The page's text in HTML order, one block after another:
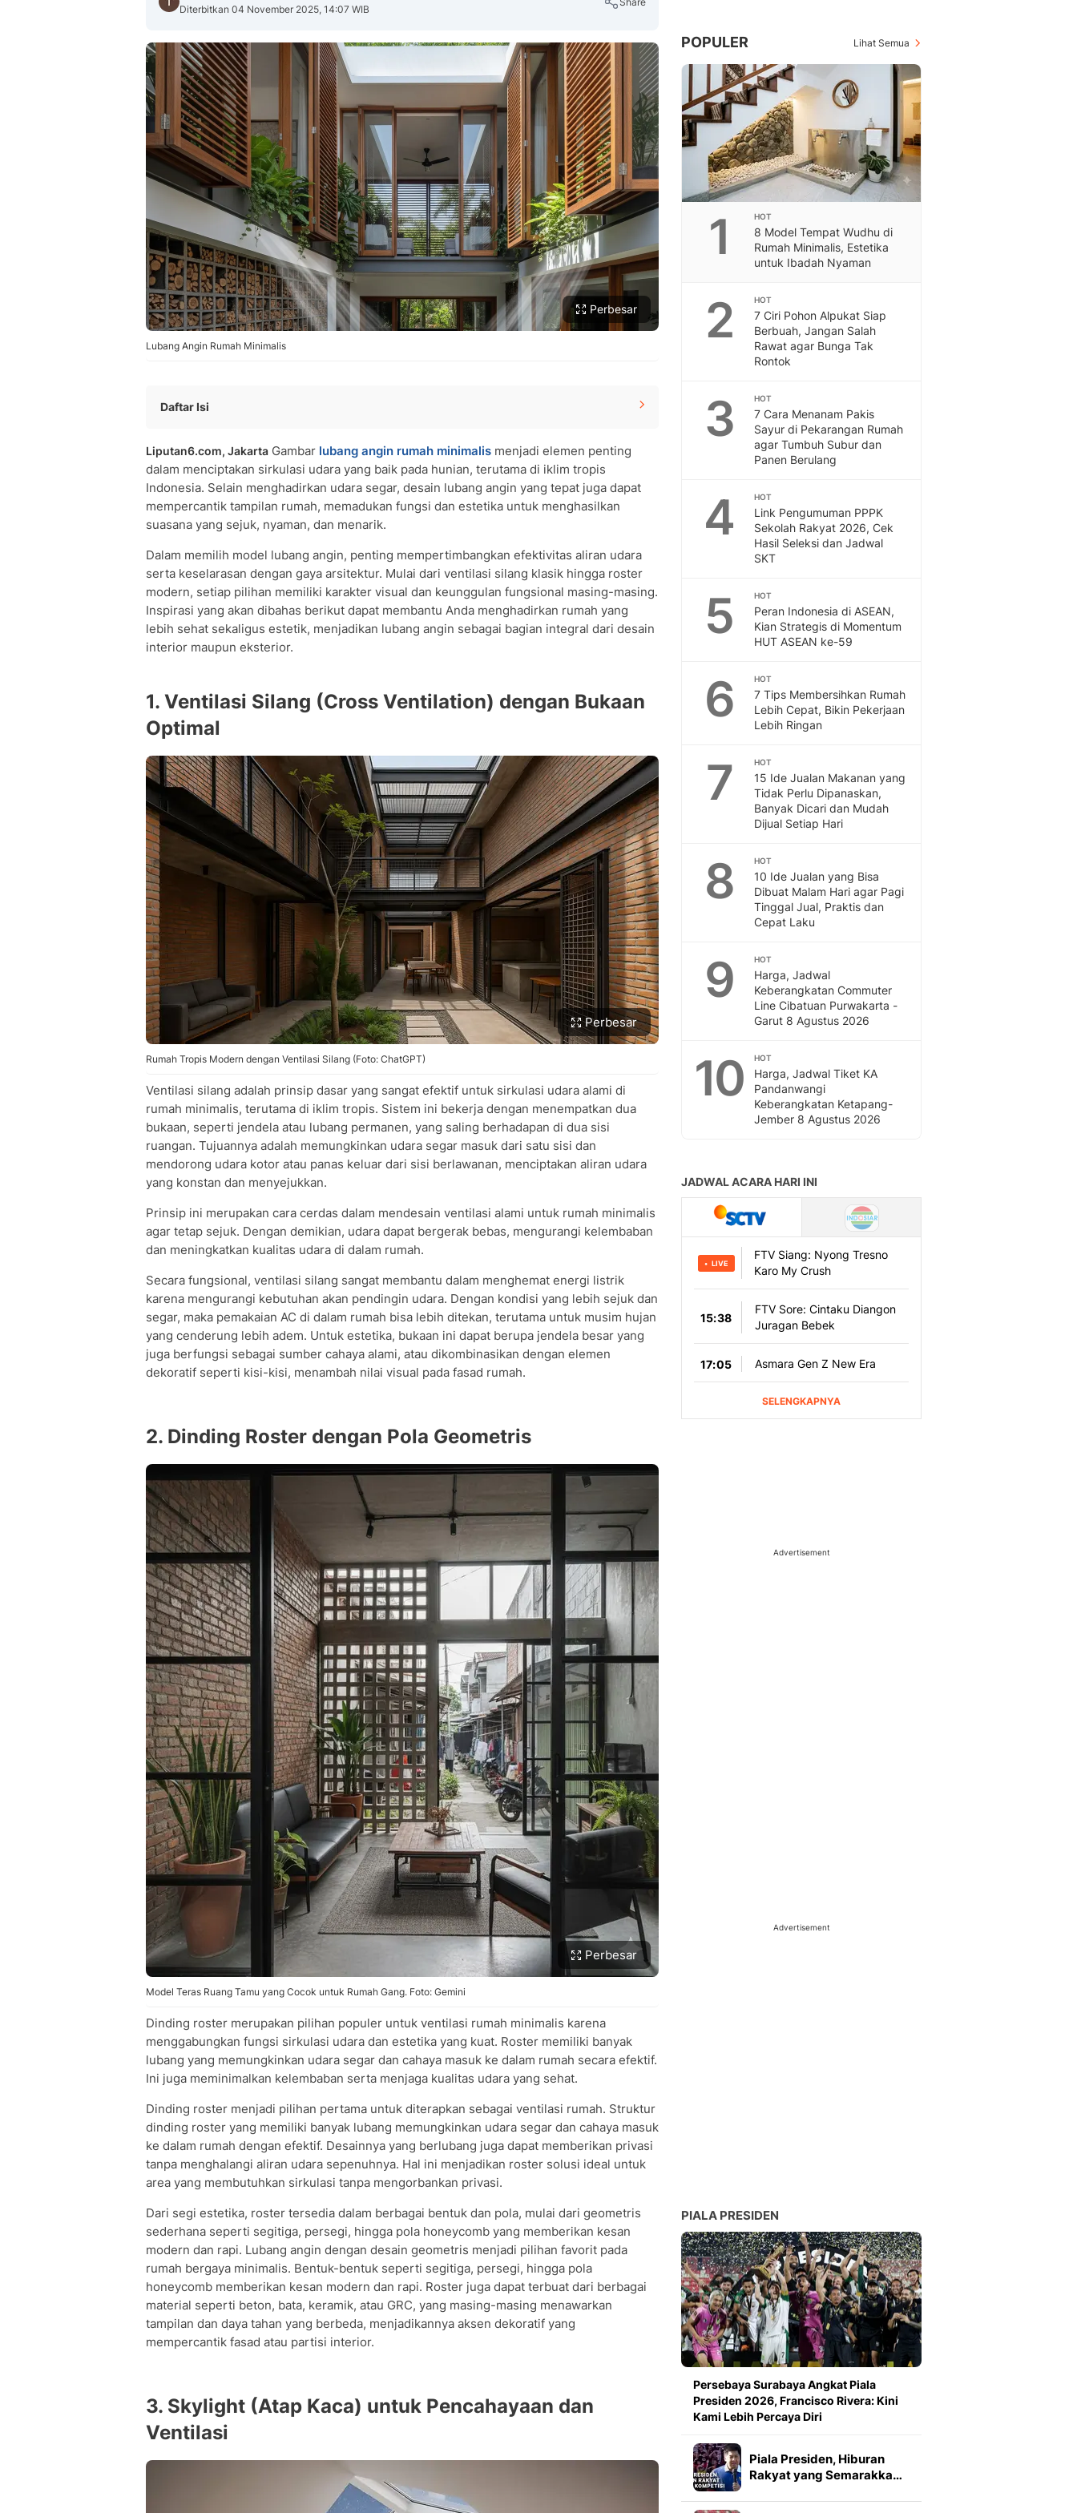
Diterbitkan 04 November 2025, 14:07 WIB
Copy Link
Perbesar
Lubang Angin Rumah Minimalis
Daftar Isi
Dinding Roster dengan Pola Geometris
Skylight (Atap Kaca) untuk Pencahayaan dan Ventilasi
Jendela Nako/Jalusi untuk Kontrol Aliran Udara
Lubang Angin Kayu atau Kisi-kisi Kayu
Ventilasi Geometris Minimalis
People Also Ask
Liputan6.com, Jakarta Gambar lubang angin rumah minimalis menjadi elemen penting
dalam menciptakan sirkulasi udara yang baik pada hunian, terutama di iklim tropis
Indonesia. Selain menghadirkan udara segar, desain lubang angin yang tepat juga dapat
mempercantik tampilan rumah, memadukan fungsi dan estetika untuk menghasilkan
suasana yang sejuk, nyaman, dan menarik.
Dalam memilih model lubang angin, penting mempertimbangkan efektivitas aliran udara
serta keselarasan dengan gaya arsitektur. Mulai dari ventilasi silang klasik hingga roster
modern, setiap pilihan memiliki karakter visual dan keunggulan fungsional masing-masing.
Inspirasi yang akan dibahas berikut dapat membantu Anda menghadirkan rumah yang
lebih sehat sekaligus estetik, menjadikan lubang angin sebagai bagian integral dari desain
interior maupun eksterior.
1. Ventilasi Silang (Cross Ventilation) dengan Bukaan
Optimal
Perbesar
Rumah Tropis Modern dengan Ventilasi Silang (Foto: ChatGPT)
Ventilasi silang adalah prinsip dasar yang sangat efektif untuk sirkulasi udara alami di
rumah minimalis, terutama di iklim tropis. Sistem ini bekerja dengan menempatkan dua
bukaan, seperti jendela atau lubang permanen, yang saling berhadapan di dua sisi
ruangan. Tujuannya adalah memungkinkan udara segar masuk dari satu sisi dan
mendorong udara kotor atau panas keluar dari sisi berlawanan, menciptakan aliran udara
yang konstan dan menyejukkan.
Prinsip ini merupakan cara cerdas dalam mendesain ventilasi alami untuk rumah minimalis
agar tetap sejuk. Dengan demikian, udara dapat bergerak bebas, mengurangi kelembaban
dan meningkatkan kualitas udara di dalam rumah.
Secara fungsional, ventilasi silang sangat membantu dalam menghemat energi listrik
karena mengurangi kebutuhan akan pendingin udara. Dengan kondisi yang lebih sejuk dan
segar, maka pemakaian AC di dalam rumah bisa lebih ditekan, terutama untuk musim hujan
yang cenderung lebih adem. Untuk estetika, bukaan ini dapat berupa jendela besar yang
juga berfungsi sebagai sumber cahaya alami, atau dikombinasikan dengan elemen
dekoratif seperti kisi-kisi, menambah nilai visual pada fasad rumah.
2. Dinding Roster dengan Pola Geometris
Perbesar
Model Teras Ruang Tamu yang Cocok untuk Rumah Gang. Foto: Gemini
Dinding roster merupakan pilihan populer untuk ventilasi rumah minimalis karena
menggabungkan fungsi sirkulasi udara dan estetika yang kuat. Roster memiliki banyak
lubang yang memungkinkan udara segar dan cahaya masuk ke dalam rumah secara efektif.
Ini juga meminimalkan kelembaban serta menjaga kualitas udara yang sehat.
Dinding roster menjadi pilihan pertama untuk diterapkan sebagai ventilasi rumah. Struktur
dinding roster yang memiliki banyak lubang memungkinkan udara segar dan cahaya masuk
ke dalam rumah dengan efektif. Desainnya yang berlubang juga dapat memberikan privasi
tanpa menghalangi aliran udara sepenuhnya. Hal ini menjadikan roster solusi ideal untuk
area yang membutuhkan sirkulasi tanpa mengorbankan privasi.
Dari segi estetika, roster tersedia dalam berbagai bentuk dan pola, mulai dari geometris
sederhana seperti segitiga, persegi, hingga pola honeycomb yang memberikan kesan
modern dan rapi. Lubang angin dengan desain geometris menjadi pilihan favorit pada
rumah bergaya minimalis. Bentuk-bentuk seperti segitiga, persegi, hingga pola
honeycomb memberikan kesan modern dan rapi. Roster juga dapat terbuat dari berbagai
material seperti beton, bata, keramik, atau GRC, yang masing-masing menawarkan
tampilan dan daya tahan yang berbeda, menjadikannya aksen dekoratif yang
mempercantik fasad atau partisi interior.
3. Skylight (Atap Kaca) untuk Pencahayaan dan
Ventilasi
POPULER Lihat Semua
1 HOT
8 Model Tempat Wudhu di
Rumah Minimalis, Estetika
untuk Ibadah Nyaman
2 HOT
7 Ciri Pohon Alpukat Siap
Berbuah, Jangan Salah
Rawat agar Bunga Tak
Rontok
3 HOT
7 Cara Menanam Pakis
Sayur di Pekarangan Rumah
agar Tumbuh Subur dan
Panen Berulang
4 HOT
Link Pengumuman PPPK
Sekolah Rakyat 2026, Cek
Hasil Seleksi dan Jadwal
SKT
5 HOT
Peran Indonesia di ASEAN,
Kian Strategis di Momentum
HUT ASEAN ke-59
6 HOT
7 Tips Membersihkan Rumah
Lebih Cepat, Bikin Pekerjaan
Lebih Ringan
7 HOT
15 Ide Jualan Makanan yang
Tidak Perlu Dipanaskan,
Banyak Dicari dan Mudah
Dijual Setiap Hari
8 HOT
10 Ide Jualan yang Bisa
Dibuat Malam Hari agar Pagi
Tinggal Jual, Praktis dan
Cepat Laku
9 HOT
Harga, Jadwal
Keberangkatan Commuter
Line Cibatuan Purwakarta -
Garut 8 Agustus 2026
10 HOT
Harga, Jadwal Tiket KA
Pandanwangi
Keberangkatan Ketapang-
Jember 8 Agustus 2026
Advertisement
Advertisement
PIALA PRESIDEN
Persebaya Surabaya Angkat Piala
Presiden 2026, Francisco Rivera: Kini
Kami Lebih Percaya Diri
Piala Presiden, Hiburan
Rakyat yang Semarakka…